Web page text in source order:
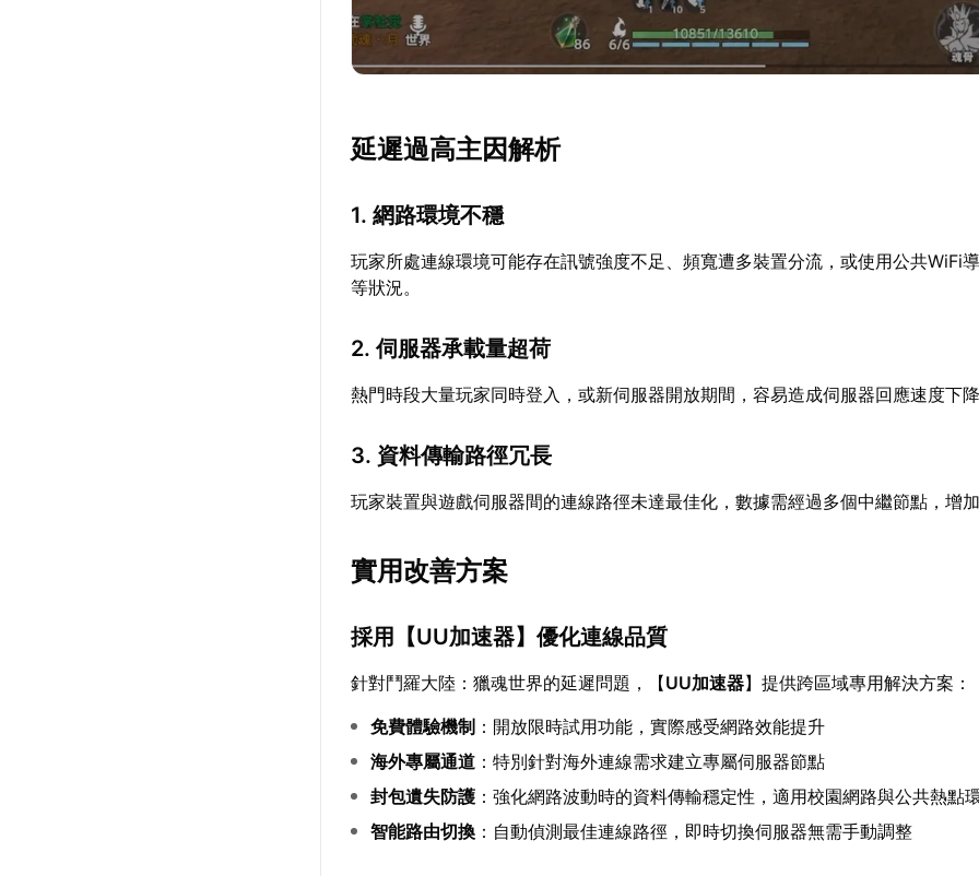
延遲過高主因解析
1. 網路環境不穩
玩家所處連線環境可能存在訊號強度不足、頻寬遭多裝置分流，或使用公共WiFi
等狀況。
2. 伺服器承載量超荷
熱門時段大量玩家同時登入，或新伺服器開放期間，容易造成伺服器回應速度下
3. 資料傳輸路徑冗長
玩家裝置與遊戲伺服器間的連線路徑未達最佳化，數據需經過多個中繼節點，增
實用改善方案
採用【UU加速器】優化連線品質
針對鬥羅大陸：獵魂世界的延遲問題，【UU加速器】提供跨區域專用解決方案：
免費體驗機制 ：開放限時試用功能，實際感受網路效能提升
海外專屬通道 ：特別針對海外連線需求建立專屬伺服器節點
封包遺失防護 ：強化網路波動時的資料傳輸穩定性，適用校園網路與公共熱點
智能路由切換 ：自動偵測最佳連線路徑，即時切換伺服器無需手動調整